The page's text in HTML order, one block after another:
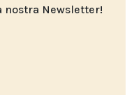
nostra Newsletter!